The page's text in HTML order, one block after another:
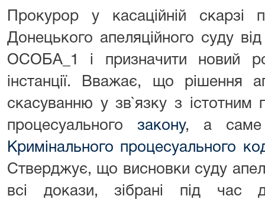
Прокурор у касаційній скарзі
Донецького апеляційного суду
ОСОБА_1 і призначити новий
інстанції. Вважає, що рішення
скасуванню у зв`язку з істотним
процесуального закону, а саме
Кримінального процесуального
Стверджує, що висновки суду
всі докази, зібрані під час